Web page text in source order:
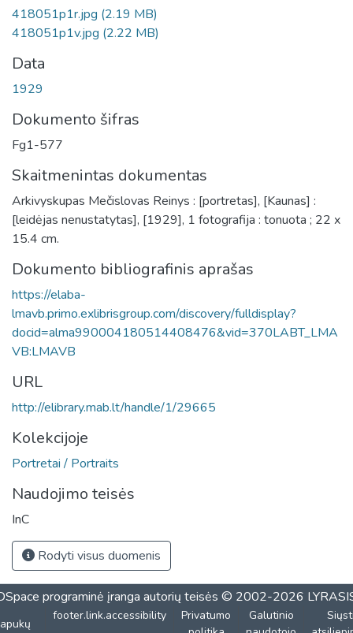
418051p1r.jpg (2.19 MB)
418051p1v.jpg (2.22 MB)
Data
1929
Dokumento šifras
Fg1-577
Skaitmenintas dokumentas
Arkivyskupas Mečislovas Reinys : [portretas], [Kaunas] :
[leidėjas nenustatytas], [1929], 1 fotografija : tonuota ; 22 x
15.4 cm.
Dokumento bibliografinis aprašas
https://elaba-
lmavb.primo.exlibrisgroup.com/discovery/fulldisplay?
docid=alma990004180514408476&vid=370LABT_LMA
VB:LMAVB
URL
http://elibrary.mab.lt/handle/1/29665
Kolekcijoje
Portretai / Portraits
Naudojimo teisės
InC
Rodyti visus duomenis
programinė įranga autorių teisės © 2002-2026
footer.link.accessibility
Privatumo
Galutinio